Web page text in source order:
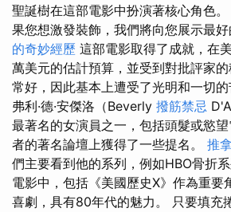
聖誕樹在這部電影中扮演著核心角色。
果您想激發裝飾，我們將向您展示最好
的奇妙經歷 這部電影取得了成就，在
萬美元的估計預算，並受到對批評家
常好，因此基本上遭受了光明和一切的
弗利·德·安傑洛（Beverly 撥筋禁忌
最著名的女演員之一，包括頭髮或慾
者的著名論壇上獲得了一些提名。 推
們主要看到他的系列，例如HBO骨折
電影中，包括《美國歷史X》作為重要
喜劇，具有80年代的魅力。 只要填充